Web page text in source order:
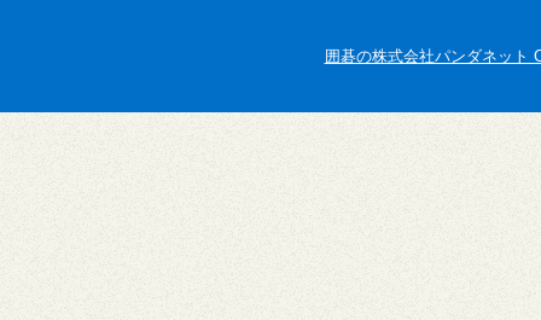
囲碁の株式会社パンダネット